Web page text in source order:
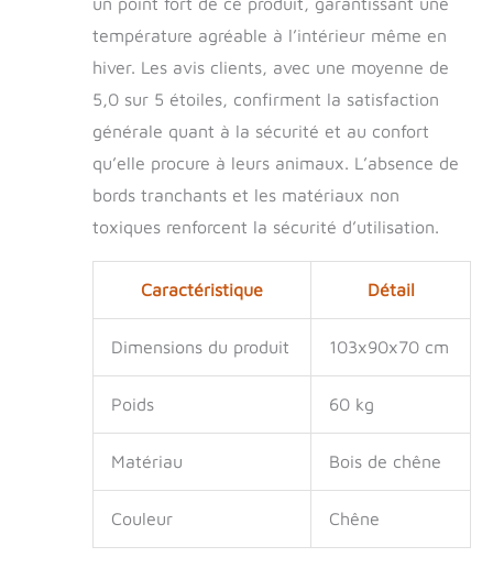
température agréable à l’intérieur même en
hiver. Les avis clients, avec une moyenne de
5,0 sur 5 étoiles, confirment la satisfaction
générale quant à la sécurité et au confort
qu’elle procure à leurs animaux. L’absence de
bords tranchants et les matériaux non
toxiques renforcent la sécurité d’utilisation.
Caractéristique Détail
Dimensions du produit 103x90x70 cm
Poids 60 kg
Matériau Bois de chêne
Couleur Chêne